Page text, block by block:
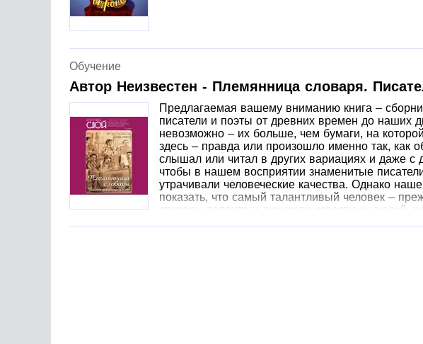
Обучение
Автор Неизвестен - Племянница словаря.
Предлагаемая вашему вниманию книга –
писатели и поэты от древних времен до наших
невозможно – их больше, чем бумаги, на
здесь – правда или произошло именно так, как
слышал или читал в других вариациях и даже с
чтобы в нашем восприятии знаменитые
утрачивали человеческие качества. Однако
показать, что самый талантливый человек –
стороны таланта и личности известных людей,